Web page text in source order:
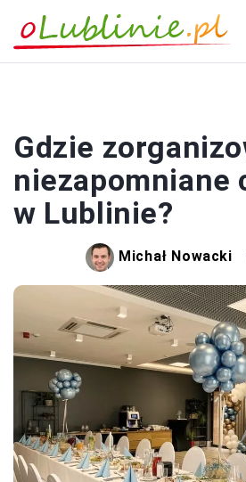
Gdzie
niezapomniane
w Lublinie?
Michał Nowacki